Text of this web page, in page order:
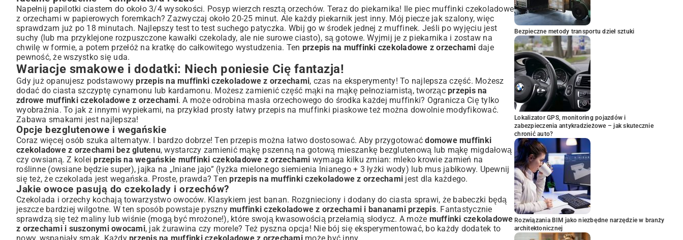
Napełnij papilotki ciastem do około 3/4 wysokości. Posyp wierzch resztą orzechów. Teraz do piekarnika! Ile piec muffinki czekoladowe
z orzechami w papierowych foremkach? Zazwyczaj około 20-25 minut. Ale każdy piekarnik jest inny. Mój piecze jak szalony, więc
sprawdzam już po 18 minutach. Najlepszy test to test suchego patyczka. Wbij go w środek jednej z muffinek. Jeśli po wyjęciu jest
suchy (lub ma przyklejone rozpuszczone kawałki czekolady, ale nie surowe ciasto), są gotowe. Wyjmij je z piekarnika i zostaw na
chwilę w formie, a potem przełóż na kratkę do całkowitego wystudzenia. Ten przepis na muffinki czekoladowe z orzechami daje
pewność, że wszystko się uda.
Wariacje smakowe i dodatki: Niech poniesie Cię fantazja!
Gdy już opanujesz podstawowyprzepis na muffinki czekoladowe z orzechami, czas na eksperymenty! To najlepsza część. Możesz
dodać do ciasta szczyptę cynamonu lub kardamonu. Możesz zamienić część mąki na mąkę pełnoziarnistą, tworząc przepis na
zdrowe muffinki czekoladowe z orzechami. A może odrobina masła orzechowego do środka każdej muffinki? Ogranicza Cię tylko
wyobraźnia. To jak z innymi wypiekami, na przykład prosty łatwy przepis na muffinki piaskowe też można dowolnie modyfikować.
Zabawa smakami jest najlepsza!
Opcje bezglutenowe i wegańskie
Coraz więcej osób szuka alternatyw. I bardzo dobrze! Ten przepis można łatwo dostosować. Aby przygotowaćdomowe muffinki
czekoladowe z orzechami bez glutenu, wystarczy zamienić mąkę pszenną na gotową mieszankę bezglutenową lub mąkę migdałową
czy owsianą. Z koleiprzepis na wegańskie muffinki czekoladowe z orzechami wymaga kilku zmian: mleko krowie zamień na
roślinne (owsiane będzie super), jajka na „lniane jajo” (łyżka mielonego siemienia lnianego + 3 łyżki wody) lub mus jabłkowy. Upewnij
się też, że czekolada jest wegańska. Proste, prawda? Tenprzepis na muffinki czekoladowe z orzechami jest dla każdego.
Jakie owoce pasują do czekolady i orzechów?
Czekolada i orzechy kochają towarzystwo owoców. Klasykiem jest banan. Rozgnieciony i dodany do ciasta sprawi, że babeczki będą
jeszcze bardziej wilgotne. W ten sposób powstaje pyszny muffinki czekoladowe z orzechami i bananami przepis. Fantastycznie
sprawdzą się też maliny lub wiśnie (mogą być mrożone!), które swoją kwasowością przełamią słodycz. A może muffinki czekoladowe
z orzechami i suszonymi owocami, jak żurawina czy morele? Też pyszna opcja! Nie bój się eksperymentować, bo każdy dodatek to
Bezpieczne metody transportu dzieł sztuki
Lokalizator GPS, monitoring pojazdów i
zabezpieczenia antykradzieżowe – jak skutecznie
chronić auto?
Rozwiązania BIM jako niezbędne narzędzie w branży
architektonicznej